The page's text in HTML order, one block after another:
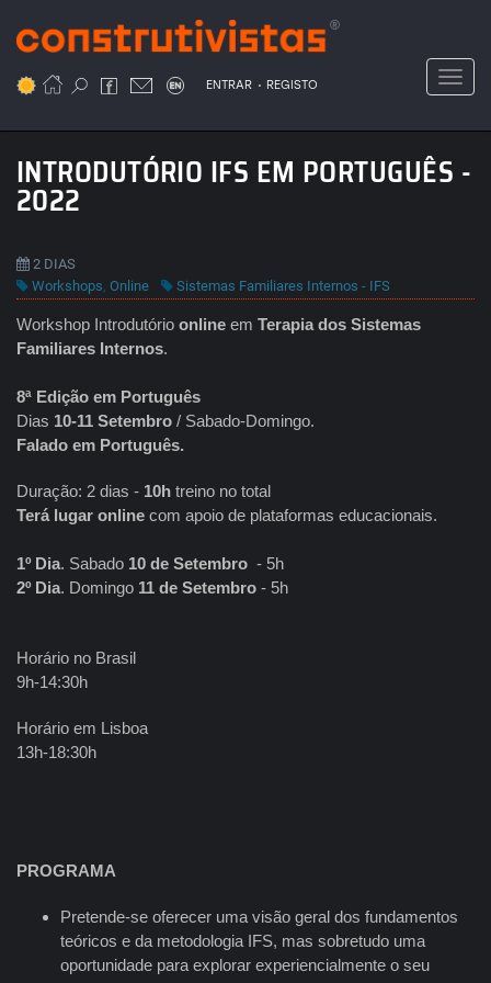
para
conteúdo
ENTRAR . REGISTO
INTRODUTÓRIO IFS EM PORTUGUÊS -
2022
2 DIAS
Workshops, Online Sistemas Familiares Internos - IFS
Workshop Introdutório online em Terapia dos Sistemas
Familiares Internos.
8ª Edição em Português
Dias 10-11 Setembro / Sabado-Domingo.
Falado em Português.
Duração: 2 dias - 10h treino no total
Terá lugar online com apoio de plataformas educacionais.
1º Dia. Sabado 10 de Setembro - 5h
2º Dia. Domingo 11 de Setembro - 5h
Horário no Brasil
9h-14:30h
Horário em Lisboa
13h-18:30h
PROGRAMA
Pretende-se oferecer uma visão geral dos fundamentos
teóricos e da metodologia IFS, mas sobretudo uma
oportunidade para explorar experiencialmente o seu